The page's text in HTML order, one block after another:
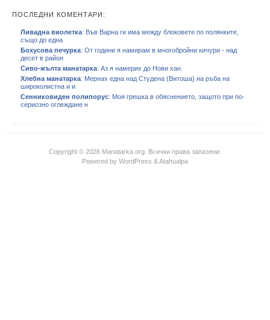
ПОСЛЕДНИ КОМЕНТАРИ:
Ливадна виолетка: Във Варна ги има между блоковете по полянките,
също до една
Бохусова печурка: От години я намирам в многобройни кичури - над
десет в район
Сиво-жълта манатарка: Аз я намерих до Нови хан.
Хлебна манатарка: Мернах една над Студена (Витоша) на ръба на
широколистна и и
Сенниковиден полипорус: Моя грешка в обяснението, защото при по-
сериозно оглеждане н
Copyright © 2026 Manatarka.org. Всички права запазени.
Powered by WordPress &Atahualpa